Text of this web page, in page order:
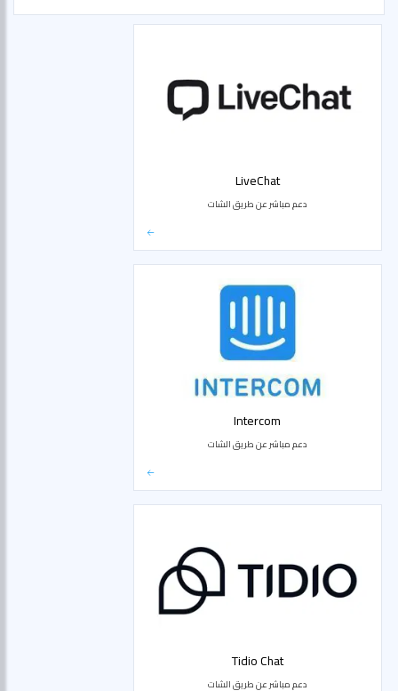
LiveChat
دعم مباشر عن طريق الشات
Intercom
دعم مباشر عن طريق الشات
Tidio Chat
دعم مباشر عن طريق الشات